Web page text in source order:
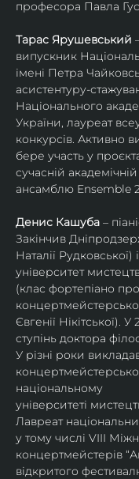
професора Павла
Тарас Ярушевський
випускник
імені Петра
асистентуру-
Національного
України, лауреат
конкурсів. Активно
бере участь у
сучасній
ансамблю Ensemble
Денис Кашуба –
Закінчив
Наталії
університет
(клас фортепіано
Євгенії Нікітської).
ступінь доктора
У різні роки
національному
університеті
Лавреат
у тому числі VIII
концертмейстерів
відкритого